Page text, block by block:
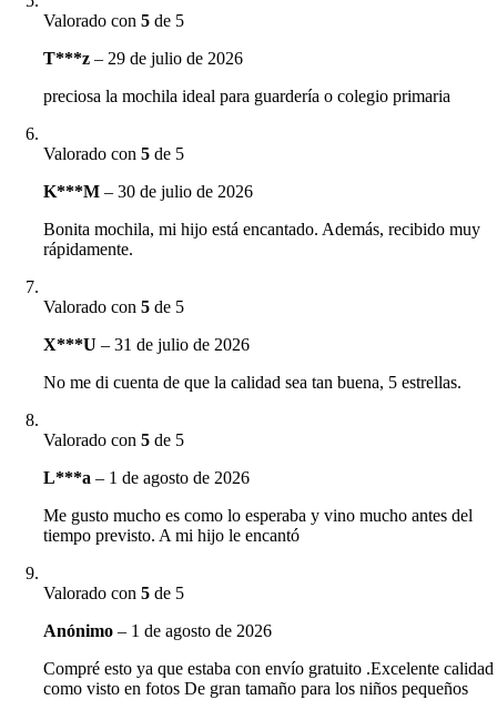
Valorado con5 de 5
T***z– 29 de julio de 2026
preciosa la mochila ideal para guardería o colegio primaria
Valorado con5 de 5
K***M– 30 de julio de 2026
Bonita mochila, mi hijo está encantado. Además, recibido muy
rápidamente.
Valorado con5 de 5
X***U– 31 de julio de 2026
No me di cuenta de que la calidad sea tan buena, 5 estrellas.
Valorado con5 de 5
L***a– 1 de agosto de 2026
Me gusto mucho es como lo esperaba y vino mucho antes del
tiempo previsto. A mi hijo le encantó
Valorado con5 de 5
Anónimo– 1 de agosto de 2026
Compré esto ya que estaba con envío gratuito .Excelente calidad
como visto en fotos De gran tamaño para los niños pequeños